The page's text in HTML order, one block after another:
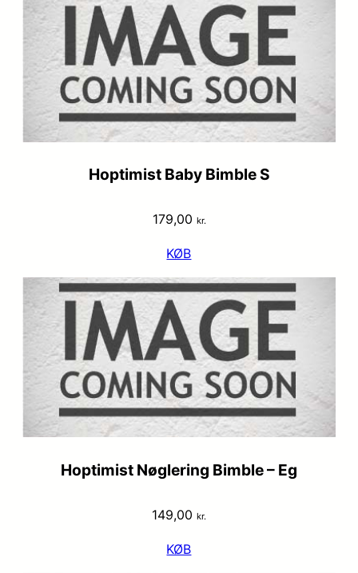
Hoptimist Baby Bimble S
179,00 kr.
KØB
Hoptimist Nøglering Bimble – Eg
149,00 kr.
KØB